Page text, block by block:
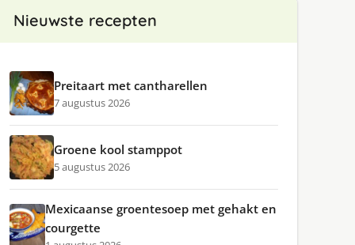
Nieuwste recepten
Preitaart met cantharellen
7 augustus 2026
Groene kool stamppot
5 augustus 2026
Mexicaanse groentesoep met gehakt en
courgette